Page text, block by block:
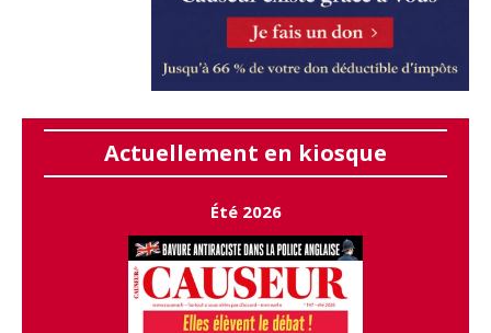
Actuellement en kiosque
Été 2026